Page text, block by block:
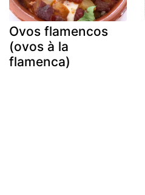
Ovos flamencos
(ovos à la
flamenca)